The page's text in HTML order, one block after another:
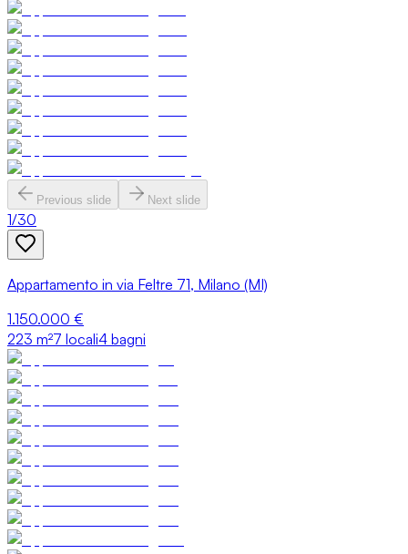
Previous slide Next slide
1/30
Appartamento in via Feltre 71, Milano (MI)
1.150.000 €
223 m²7 locali4 bagni